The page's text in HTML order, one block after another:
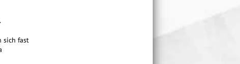
sich fast